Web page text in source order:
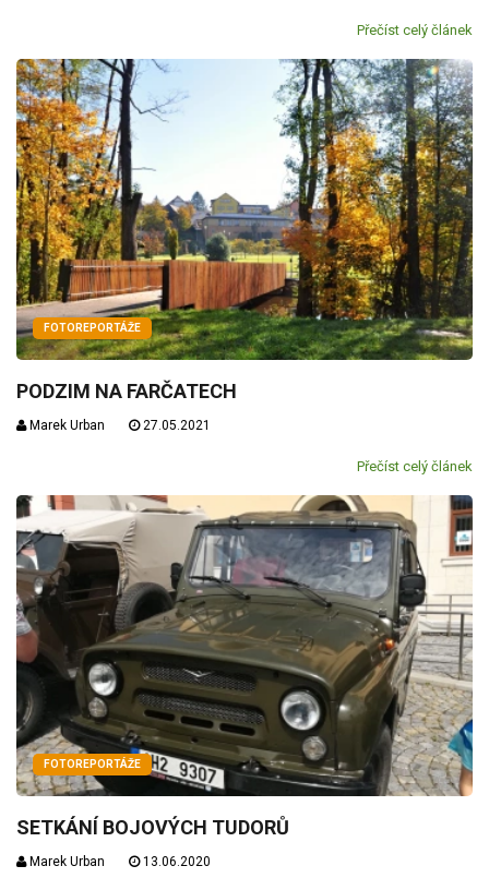
Přečíst celý článek
FOTOREPORTÁŽE
PODZIM NA FARČATECH
Marek Urban 27.05.2021
Přečíst celý článek
FOTOREPORTÁŽE
SETKÁNÍ BOJOVÝCH TUDORŮ
Marek Urban 13.06.2020